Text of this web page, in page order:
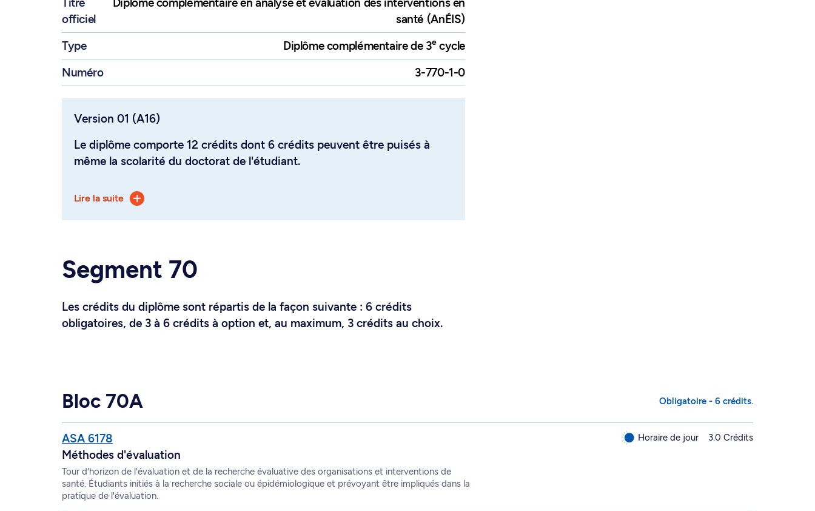
officiel
santé (AnÉIS)
Type
Diplôme complémentaire de 3ecycle
Numéro
3-770-1-0
Version 01 (A16)
Le diplôme comporte 12 crédits dont 6 crédits peuvent être puisés à
même la scolarité du doctorat de l'étudiant.
suivants :
Lire la suite
Segment 70
Les crédits du diplôme sont répartis de la façon suivante : 6 crédits
obligatoires, de 3 à 6 crédits à option et, au maximum, 3 crédits au choix.
Bloc 70A Obligatoire - 6 crédits.
ASA 6178
Méthodes d'évaluation
Tour d'horizon de l'évaluation et de la recherche évaluative des organisations et interventions de
santé. Étudiants initiés à la recherche sociale ou épidémiologique et prévoyant être impliqués dans la
pratique de l'évaluation.
Horaire de jour 3.0 Crédits